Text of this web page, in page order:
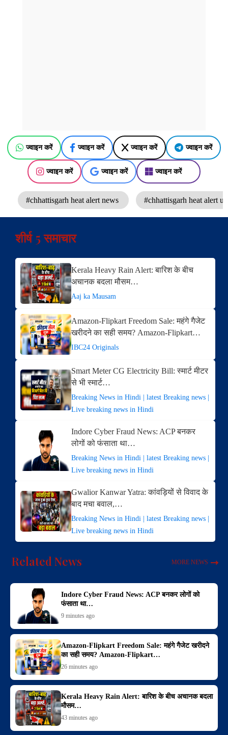
ज्वाइन करें ज्वाइन करें ज्वाइन करें ज्वाइन करें
ज्वाइन करें ज्वाइन करें ज्वाइन करें
#chhattisgarh heat alert news #chhattisgarh heat alert
शीर्ष 5 समाचार
Kerala Heavy Rain Alert: बारिश के बीच
अचानक बदला मौसम…
Aaj ka Mausam
Amazon-Flipkart Freedom Sale: महंगे गैजेट
खरीदने का सही समय? Amazon-Flipkart…
IBC24 Originals
Smart Meter CG Electricity Bill: स्मार्ट मीटर
से भी स्मार्ट…
Breaking News in Hindi | latest Breaking news |
Live breaking news in Hindi
Indore Cyber Fraud News: ACP बनकर
लोगों को फंसाता था…
Breaking News in Hindi | latest Breaking news |
Live breaking news in Hindi
Gwalior Kanwar Yatra: कांवड़ियों से विवाद के
बाद मचा बवाल,…
Breaking News in Hindi | latest Breaking news |
Live breaking news in Hindi
Related News MORE NEWS
Indore Cyber Fraud News: ACP बनकर लोगों को
फंसाता था…
9 minutes ago
Amazon-Flipkart Freedom Sale: महंगे गैजेट खरीदने
का सही समय? Amazon-Flipkart…
26 minutes ago
Kerala Heavy Rain Alert: बारिश के बीच अचानक बदला
मौसम…
43 minutes ago